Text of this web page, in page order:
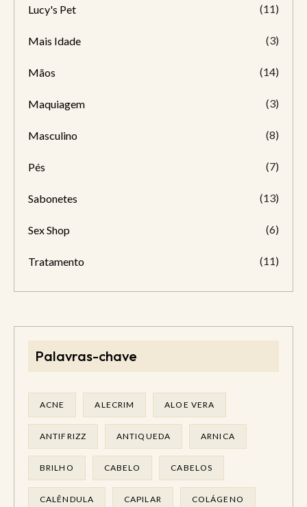
Lucy's Pet (11)
Mais Idade (3)
Mãos (14)
Maquiagem (3)
Masculino (8)
Pés (7)
Sabonetes (13)
Sex Shop (6)
Tratamento (11)
Palavras-chave
ACNE ALECRIM ALOE VERA
ANTIFRIZZ ANTIQUEDA ARNICA
BRILHO CABELO CABELOS
CALÊNDULA CAPILAR COLÁGENO